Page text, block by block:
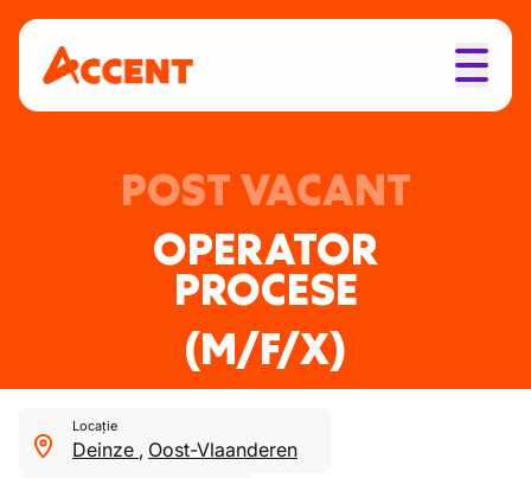
POST VACANT
OPERATOR
PROCESE
(M/F/X)
Locație
Deinze , Oost-Vlaanderen